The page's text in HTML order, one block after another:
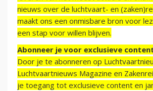
nieuws over de luchtvaart- en
maakt ons een onmisbare bron voor
een stap voor willen blijven.
Abonneer je voor exclusieve
Door je te abonneren op
Luchtvaartnieuws Magazine en
je toegang tot exclusieve content en